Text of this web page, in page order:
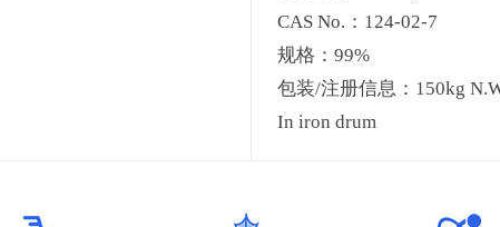
CAS No.：124-02-7
规格：99%
包装/注册信息：150kg
In iron drum